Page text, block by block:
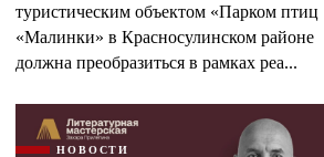
туристическим объектом «Парком птиц
«Малинки» в Красносулинском районе
должна преобразиться в рамках реа...
НОВОСТИ